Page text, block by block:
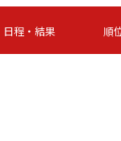
) 15:00 第16節 09/
石人
-
次節
日程・結果 順